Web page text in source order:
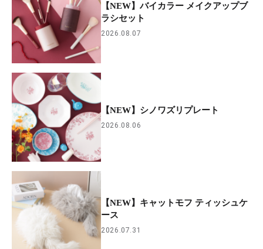
【NEW】バイカラー メイクアップブ
ラシセット
2026.08.07
【NEW】シノワズリプレート
2026.08.06
【NEW】キャットモフ ティッシュケ
ース
2026.07.31